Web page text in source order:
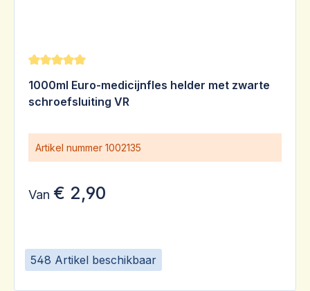
548 Artikel beschikbaar
Gemiddelde waardering van 5 van 5 sterren
1000ml Euro-medicijnfles helder met zwarte
schroefsluiting VR
Artikel nummer 1002135
Van € 2,90